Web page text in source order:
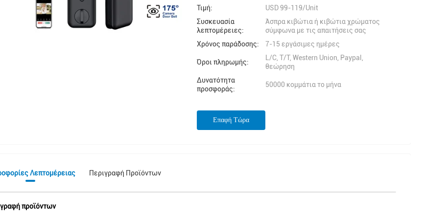
Τιμή:
USD 99-119/Unit
Συσκευασία
λεπτομέρειες:
Άσπρα κιβώτια ή κιβώτια χρώματος
σύμφωνα με τις απαιτήσεις σας
Χρόνος παράδοσης:
7-15 εργάσιμες ημέρες
Όροι πληρωμής:
L/C, T/T, Western Union, Paypal,
θεώρηση
Δυνατότητα
προσφοράς:
50000 κομμάτια το μήνα
Επαφή Τώρα
Λεπτομέρειας Περιγραφή Προϊόντων
προϊόντων